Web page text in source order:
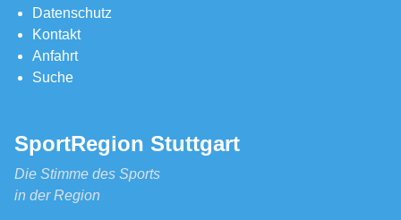
Datenschutz
Kontakt
Anfahrt
Suche
SportRegion Stuttgart
Die Stimme des Sports
in der Region